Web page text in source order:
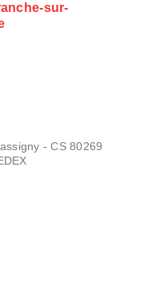
sur-
- CS 80269